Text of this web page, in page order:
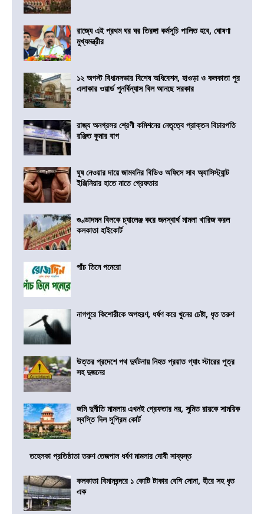
রাজ্যে এই প্রথম ঘর ঘর তিরঙ্গা কর্মসূচি পালিত হবে, ঘোষণা
মুখ্যমন্ত্রীর
১২ অগস্ট বিধানসভার বিশেষ অধিবেশন, হাওড়া ও কলকাতা পুর
এলাকার ওয়ার্ড পুনর্বিন্যাস বিল আনছে সরকার
রাজ্য অনগ্রসর শ্রেণী কমিশনের নেতৃত্বে প্রাক্তন বিচারপতি
রঞ্জিত কুমার বাগ
ঘুষ নেওয়ার দায়ে জামবনির বিডিও অফিসে সাব অ্যাসিস্ট্যান্ট
ইঞ্জিনিয়ার হাতে নাতে গ্রেফতার
গুণ্ডাদমন বিলকে চ্যালেঞ্জ করে জনস্বার্থ মামলা খারিজ করল
কলকাতা হাইকোর্ট
পাঁচ তিনে পনেরো
নাগপুরে কিশোরীকে অপহরণ, ধর্ষণ করে খুনের চেষ্টা, ধৃত তরুণ
উত্তর প্রদেশে পথ দুর্ঘটনায় নিহত প্রয়াত গ্যাং স্টারের পুত্র
সহ দুজনের
জমি দুর্নীতি মামলায় এখনই গ্রেফতার নয়, সুমিত রায়কে সাময়িক
স্বস্তি দিল সুপ্রিম কোর্ট
তহেলকা প্রতিষ্ঠাতা তরুণ তেজপাল ধর্ষণ মামলার দোষী সাব্যস্ত
কলকাতা বিমানবন্দরে ১ কোটি টাকার বেশি সোনা, হীরে সহ ধৃত
এক